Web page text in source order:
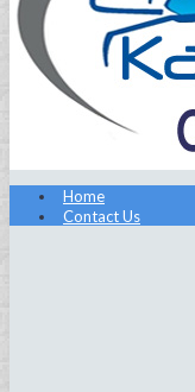
Home
Contact Us